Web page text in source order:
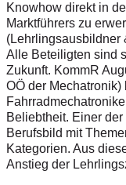
Knowhow direkt in
Marktführers zu
(Lehrlingsausbildner
Alle Beteiligten sind
Zukunft. KommR
OÖ der Mechatronik)
Beliebtheit. Einer
Berufsbild mit
Kategorien. Aus
Anstieg der